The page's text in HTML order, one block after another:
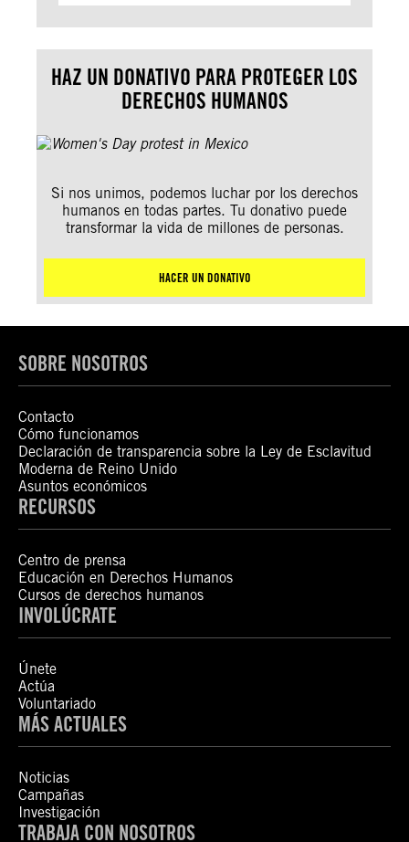
HAZ UN DONATIVO PARA PROTEGER LOS
DERECHOS HUMANOS
Si nos unimos, podemos luchar por los derechos
humanos en todas partes. Tu donativo puede
transformar la vida de millones de personas.
HACER UN DONATIVO
SOBRE NOSOTROS
Contacto
Cómo funcionamos
Declaración de transparencia sobre la Ley de Esclavitud
Moderna de Reino Unido
Asuntos económicos
RECURSOS
Centro de prensa
Educación en Derechos Humanos
Cursos de derechos humanos
INVOLÚCRATE
Únete
Actúa
Voluntariado
MÁS ACTUALES
Noticias
Campañas
Investigación
TRABAJA CON NOSOTROS